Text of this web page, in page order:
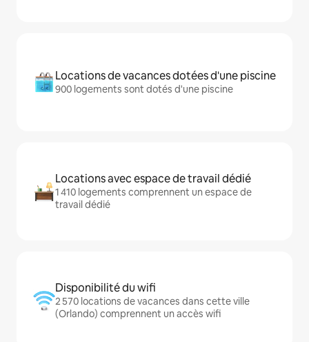
Locations de vacances dotées d'une piscine
900 logements sont dotés d'une piscine
Locations avec espace de travail dédié
1 410 logements comprennent un espace de
travail dédié
Disponibilité du wifi
2 570 locations de vacances dans cette ville
(Orlando) comprennent un accès wifi